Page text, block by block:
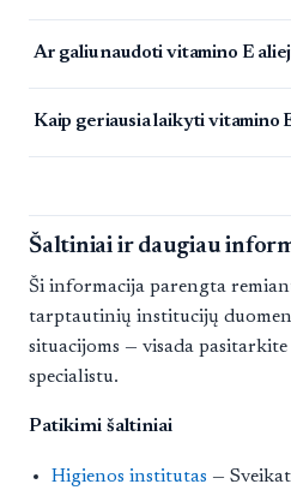
Ar galiu naudoti vitamino E
Kaip geriausia laikyti vitamino
Šaltiniai ir daugiau
Ši informacija parengta
tarptautinių institucijų
situacijoms — visada
specialistu.
Patikimi šaltiniai
Higienos institutas —